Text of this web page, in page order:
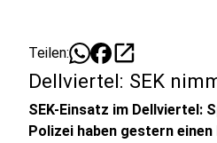
Teilen: open_in_new
Dellviertel: SEK
SEK-Einsatz im Dellviertel:
Polizei haben gestern